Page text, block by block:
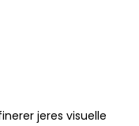
jeres visuelle